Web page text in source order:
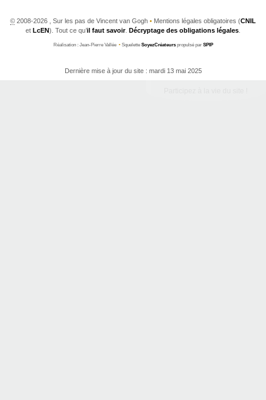
© 2008-2026 , Sur les pas de Vincent van Gogh • Mentions légales obligatoires (CNIL
et LcEN). Tout ce qu’il faut savoir. Décryptage des obligations légales
Réalisation : Jean-Pierre Vallée •Squelette SoyezCréateurspropulsé par SPIP
Dernière mise à jour du site : mardi 13 mai 2025